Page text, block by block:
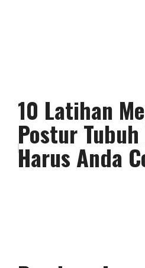
10 Latihan
Postur
Harus Anda